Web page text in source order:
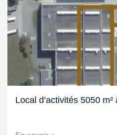
Local d’activités 5050